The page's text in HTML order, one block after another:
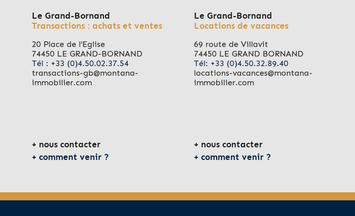
Le Grand-Bornand
Transactions : achats et ventes
20 Place de l’Eglise
74450 LE GRAND-BORNAND
Tél : +33 (0)4.50.02.37.54
transactions-gb@montana-
immobilier.com
nous contacter
comment venir ?
Le Grand-Bornand
Locations de vacances
69 route de Villavit
74450 LE GRAND BORNAND
Tél: +33 (0)4.50.32.89.40
locations-vacances@montana-
immobilier.com
nous contacter
comment venir ?